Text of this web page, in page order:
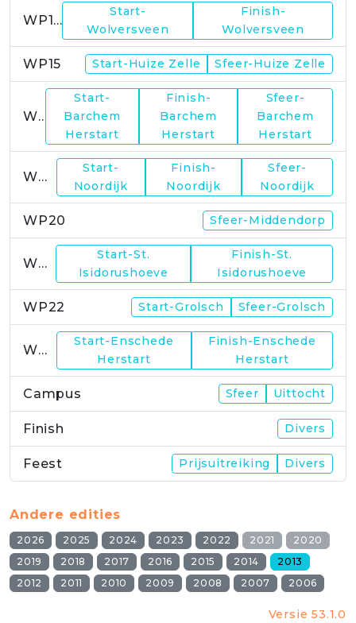
WP14
Start-
Wolversveen
Finish-
Wolversveen
WP15 Start-Huize Zelle Sfeer-Huize Zelle
WP17
Start-
Barchem
Herstart
Finish-
Barchem
Herstart
Sfeer-
Barchem
Herstart
WP19
Start-
Noordijk
Finish-
Noordijk
Sfeer-
Noordijk
WP20 Sfeer-Middendorp
WP21
Start-St.
Isidorushoeve
Finish-St.
Isidorushoeve
WP22 Start-Grolsch Sfeer-Grolsch
WP23
Start-Enschede
Herstart
Finish-Enschede
Herstart
Campus Sfeer Uittocht
Finish Divers
Feest Prijsuitreiking Divers
Andere edities
2026 2025 2024 2023 2022 2021
2020
2019
2018 2017 2016 2015 2014
2013
2012
2011 2010 2009 2008 2007 2006
Versie 53.1.0